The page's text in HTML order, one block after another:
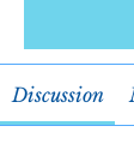
Discussion